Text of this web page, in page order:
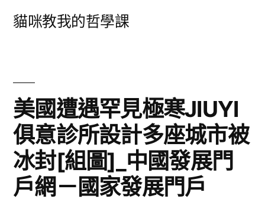
貓咪教我的哲學課
美國遭遇罕見極寒JIUYI
俱意診所設計多座城市被
冰封[組圖]_中國發展門
戶網－國家發展門戶